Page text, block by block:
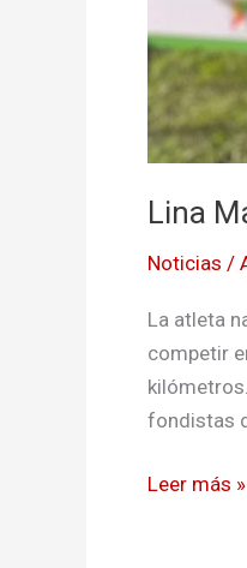
Lina
Noticias /
La atleta
competir
fondistas
Leer más »